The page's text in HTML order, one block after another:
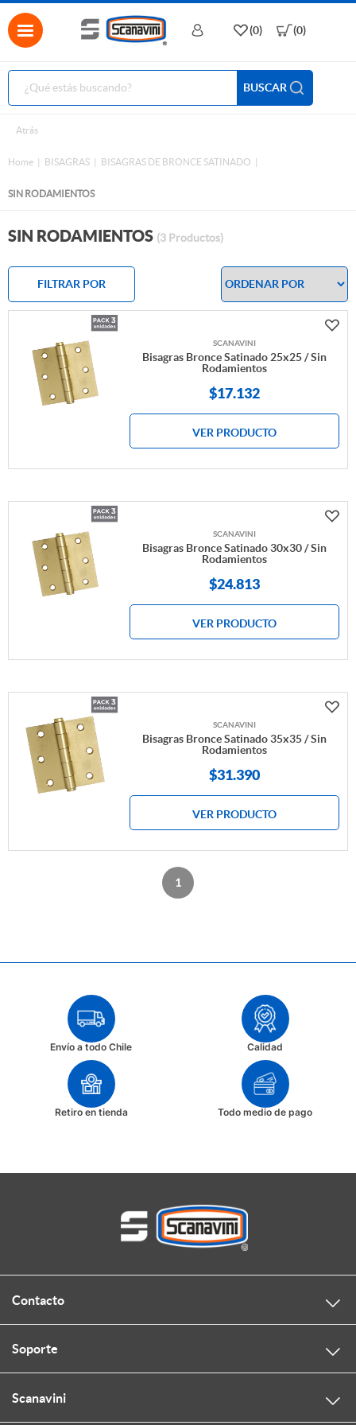
BUSCAR
(0) (0)
Atrás
Home BISAGRAS BISAGRAS DE BRONCE SATINADO
SIN RODAMIENTOS
SIN RODAMIENTOS (3 Productos)
FILTRAR POR
SCANAVINI
Bisagras Bronce Satinado 25x25 / Sin
Rodamientos
$17.132
VER PRODUCTO
SCANAVINI
Bisagras Bronce Satinado 30x30 / Sin
Rodamientos
$24.813
VER PRODUCTO
SCANAVINI
Bisagras Bronce Satinado 35x35 / Sin
Rodamientos
$31.390
VER PRODUCTO
1
Envío a todo Chile Calidad
Retiro en tienda Todo medio de pago
Contacto
Soporte
Scanavini